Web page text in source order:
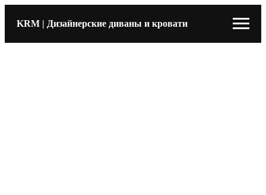
KRM | Дизайнерские диваны и кровати